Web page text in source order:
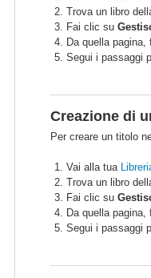
Trova un libro
Fai clic su
Da quella
Segui i passaggi
Creazione di
Per creare un titolo
Vai alla tua
Trova un libro
Fai clic su
Da quella
Segui i passaggi